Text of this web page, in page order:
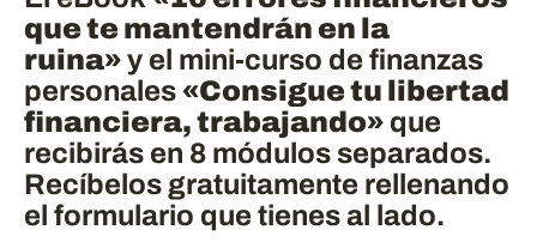
que te mantendrán en la
ruina»y el mini-curso de finanzas
personales«Consigue tu libertad
financiera, trabajando» que
recibirás en 8 módulos separados.
Recíbelos gratuitamente rellenando
el formulario que tienes al lado.